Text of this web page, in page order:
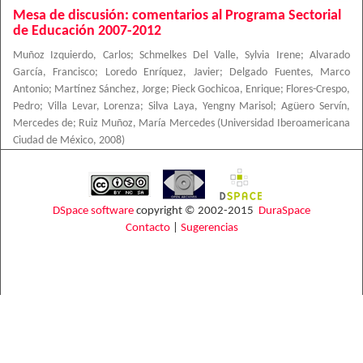
Mesa de discusión: comentarios al Programa Sectorial
de Educación 2007-2012
Muñoz Izquierdo, Carlos;Schmelkes Del Valle, Sylvia Irene; Alvarado
García, Francisco; Loredo Enríquez, Javier;
Delgado Fuentes, Marco
Antonio; Martínez Sánchez, Jorge; Pieck Gochicoa, Enrique; Flores-Crespo,
Pedro; Villa Levar, Lorenza;Silva Laya, Yengny Marisol ;Agüero Servín,
Mercedes de; Ruiz Muñoz, María Mercedes (Universidad Iberoamericana
Ciudad de México, 2008)
DSpace software copyright © 2002-2015 DuraSpace
Contacto| Sugerencias